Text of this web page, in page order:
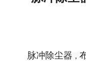
脉冲除尘器 ，